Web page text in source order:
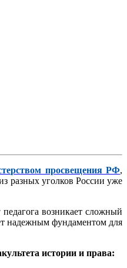
просвещения РФ,
разных уголков России уже
возникает сложный
надежным фундаментом для
истории и права: